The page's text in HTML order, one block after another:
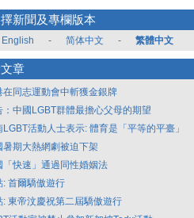
新聞及專欄版本
English - 简体中文 - 繁體中文
章
在同志運動會中斬獲金銀牌
：中國LGBT群體最擔心父母的期望
LGBT活動人士表示: 體育是「平等的平臺」
暑期大熱網劇被迫下架
「快速」通過同性婚姻法
: 首爾驕傲遊行
: 東帝汶慶祝第二屆驕傲遊行